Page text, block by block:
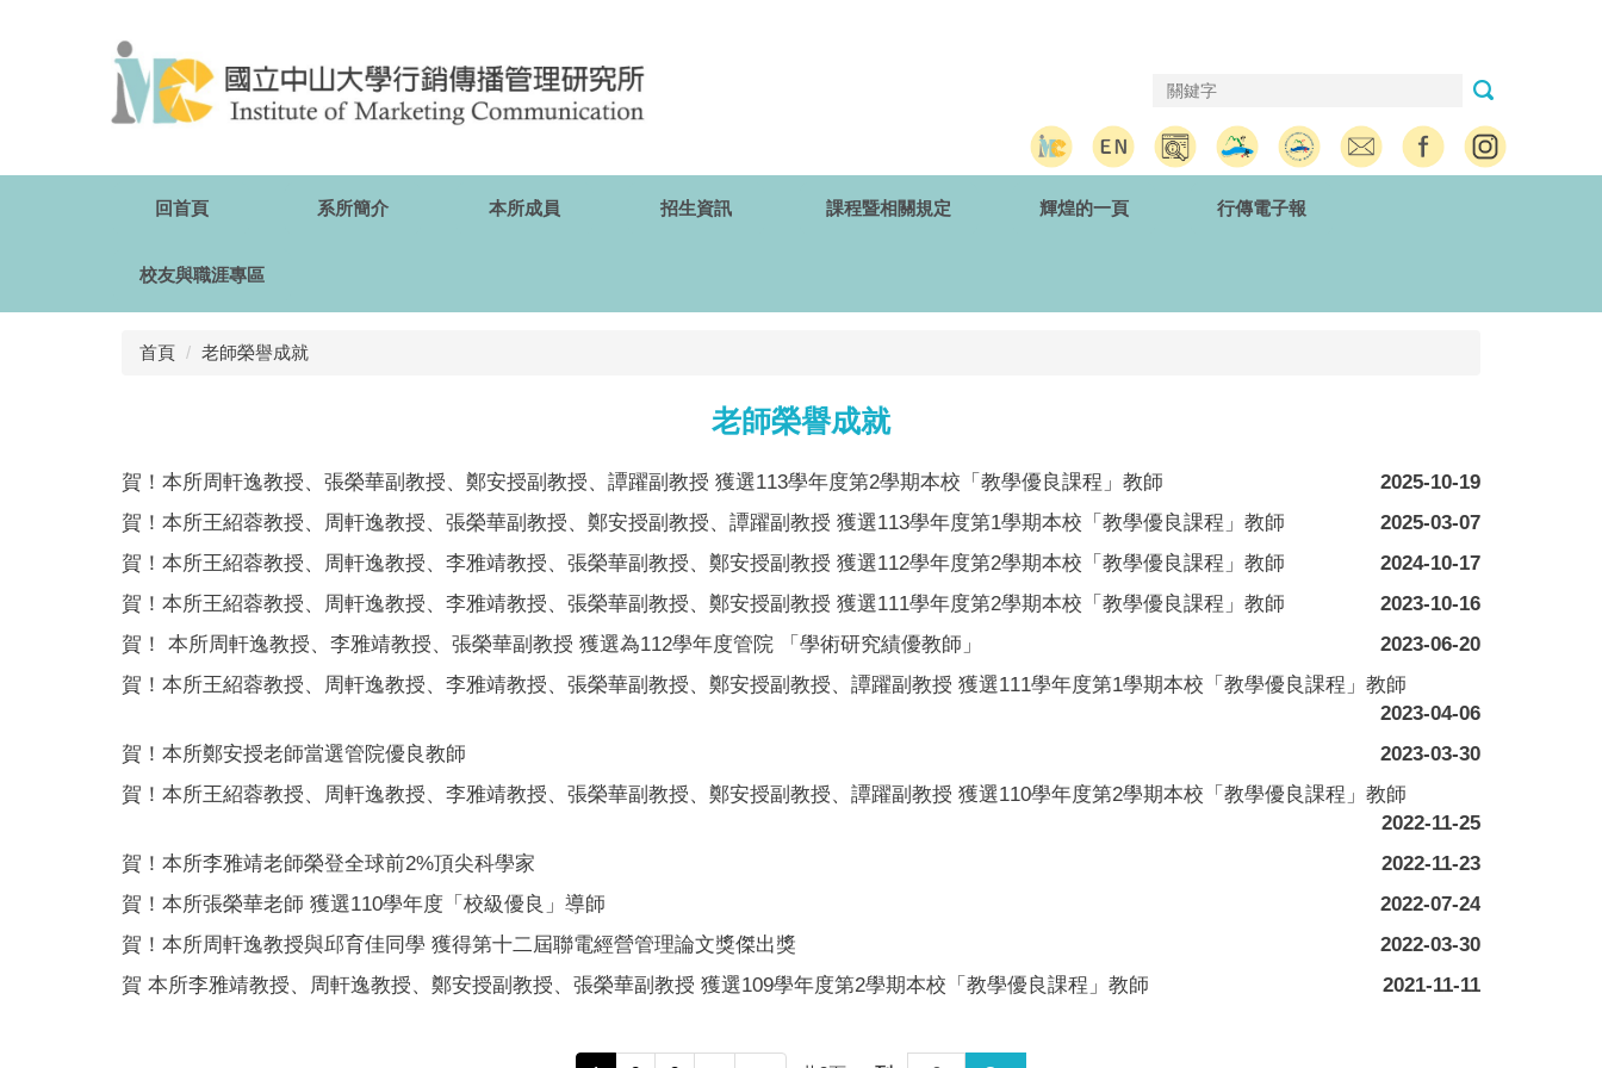
區
回首頁
系所簡介 本所成員 招生資訊 課程暨相關規定 輝煌的一頁 行傳電子報
校友與職涯專區
首頁 老師榮譽成就
老師榮譽成就
賀！本所周軒逸教授、張榮華副教授、鄭安授副教授、譚躍副教授 獲選113學年度第2學期本校「教學優良課程」教師
2025-10-19
賀！本所王紹蓉教授、周軒逸教授、張榮華副教授、鄭安授副教授、譚躍副教授 獲選113學年度第1學期本校「教學優良課程」教師
2025-03-07
賀！本所王紹蓉教授、周軒逸教授、李雅靖教授、張榮華副教授、鄭安授副教授 獲選112學年度第2學期本校「教學優良課程」教師
2024-10-17
賀！本所王紹蓉教授、周軒逸教授、李雅靖教授、張榮華副教授、鄭安授副教授 獲選111學年度第2學期本校「教學優良課程」教師
2023-10-16
賀！ 本所周軒逸教授、李雅靖教授、張榮華副教授 獲選為112學年度管院 「學術研究績優教師」
2023-06-20
賀！本所王紹蓉教授、周軒逸教授、李雅靖教授、張榮華副教授、鄭安授副教授、譚躍副教授 獲選111學年度第1學期本校「教學優良課程」教師
2023-04-06
賀！本所鄭安授老師當選管院優良教師
2023-03-30
賀！本所王紹蓉教授、周軒逸教授、李雅靖教授、張榮華副教授、鄭安授副教授、譚躍副教授 獲選110學年度第2學期本校「教學優良課程」教師
2022-11-25
賀！本所李雅靖老師榮登全球前2%頂尖科學家
2022-11-23
賀！本所張榮華老師 獲選110學年度「校級優良」導師
2022-07-24
賀！本所周軒逸教授與邱育佳同學 獲得第十二屆聯電經營管理論文獎傑出獎
2022-03-30
賀 本所李雅靖教授、周軒逸教授、鄭安授副教授、張榮華副教授 獲選109學年度第2學期本校「教學優良課程」教師
2021-11-11